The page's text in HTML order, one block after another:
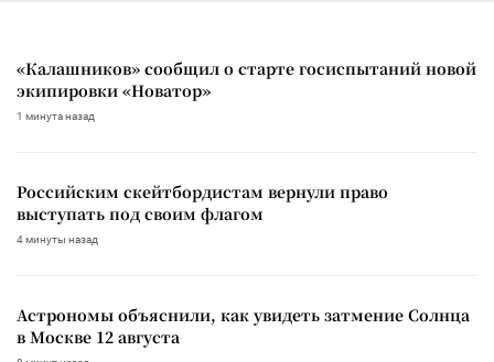
«Калашников» сообщил о старте госиспытаний новой
экипировки «Новатор»
1 минута назад
Российским скейтбордистам вернули право
выступать под своим флагом
4 минуты назад
Астрономы объяснили, как увидеть затмение Солнца
в Москве 12 августа